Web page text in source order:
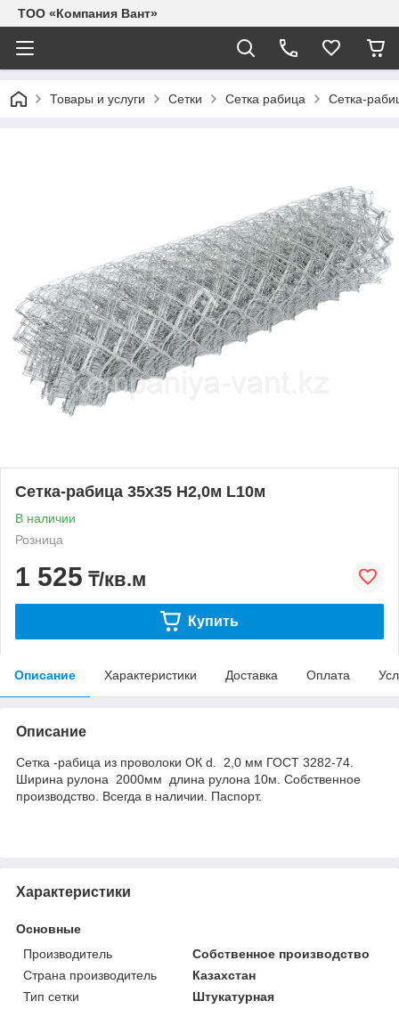
ТОО «Компания Вант»
Товары и услуги Сетки Сетка рабица Сетка-
Сетка-рабица 35х35 H2,0м L10м
В наличии
Розница
1 525 ₸/кв.м
Купить
Описание Характеристики Доставка Оплата
Описание
Сетка -рабица из проволоки ОК d. 2,0 мм ГОСТ 3282-74.
Ширина рулона 2000мм длина рулона 10м. Собственное
производство. Всегда в наличии. Паспорт.
Характеристики
Основные
Производитель
Собственное производство
Страна производитель
Казахстан
Тип сетки
Штукатурная